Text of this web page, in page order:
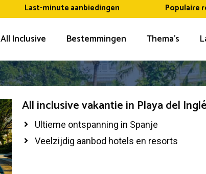
Last-minute aanbiedingen Populaire
All Inclusive Bestemmingen Thema’s
All inclusive vakantie in Playa del
Ultieme ontspanning in Spanje
Veelzijdig aanbod hotels en resorts